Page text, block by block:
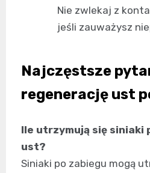
Nie zwlekaj z
jeśli zauważysz
Najczęstsze
regenerację ust
Ile utrzymują się siniaki
ust?
Siniaki po zabiegu mogą